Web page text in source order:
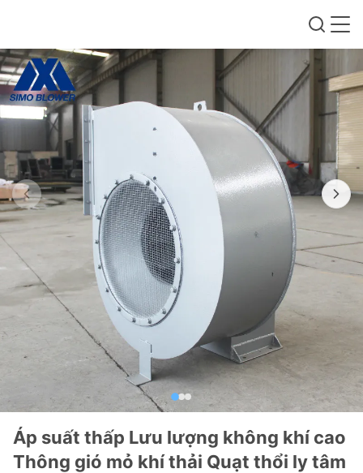
Áp suất thấp Lưu lượng không khí cao
Thông gió mỏ khí thải Quạt thổi ly tâm